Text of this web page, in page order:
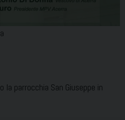
parrocchia San Giuseppe in